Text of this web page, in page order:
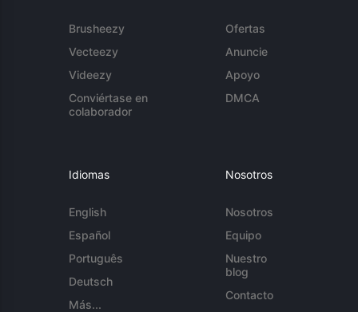
Brusheezy
Vecteezy
Videezy
Conviértase en
colaborador
Ofertas
Anuncie
Apoyo
DMCA
Idiomas
English
Español
Português
Deutsch
Más...
Nosotros
Nosotros
Equipo
Nuestro
blog
Contacto